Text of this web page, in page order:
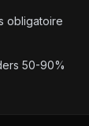
obligatoire
50-90%